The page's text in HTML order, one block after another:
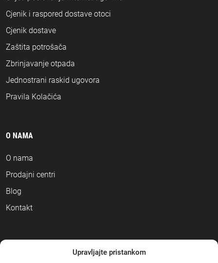
Upravljajte pristankom
Cjenik i raspored dostave otoci
Cjenik dostave
Zaštita potrošača
Zbrinjavanje otpada
Jednostrani raskid ugovora
Pravila Kolačića
O NAMA
O nama
Prodajni centri
Blog
Kontakt